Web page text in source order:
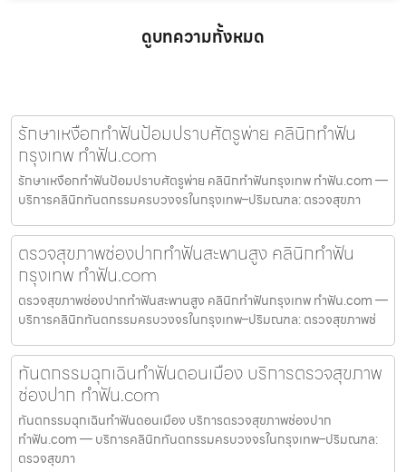
ดูบทความทั้งหมด
รักษาเหงือกทำฟันป้อมปราบศัตรูพ่าย คลินิกทำฟัน
กรุงเทพ ทำฟัน.com
รักษาเหงือกทำฟันป้อมปราบศัตรูพ่าย คลินิกทำฟันกรุงเทพ ทำฟัน.com —
บริการคลินิกทันตกรรมครบวงจรในกรุงเทพ–ปริมณฑล: ตรวจสุขภา
ตรวจสุขภาพช่องปากทำฟันสะพานสูง คลินิกทำฟัน
กรุงเทพ ทำฟัน.com
ตรวจสุขภาพช่องปากทำฟันสะพานสูง คลินิกทำฟันกรุงเทพ ทำฟัน.com —
บริการคลินิกทันตกรรมครบวงจรในกรุงเทพ–ปริมณฑล: ตรวจสุขภาพช่
ทันตกรรมฉุกเฉินทำฟันดอนเมือง บริการตรวจสุขภาพ
ช่องปาก ทำฟัน.com
ทันตกรรมฉุกเฉินทำฟันดอนเมือง บริการตรวจสุขภาพช่องปาก
ทำฟัน.com — บริการคลินิกทันตกรรมครบวงจรในกรุงเทพ–ปริมณฑล:
ตรวจสุขภา